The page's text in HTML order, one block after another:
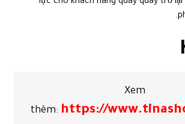
lực cho khách hàng quay quay trở
Xem
thêm: https://